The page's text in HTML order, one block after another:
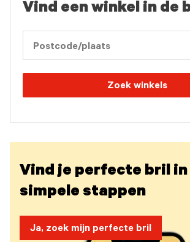
Vind een winkel in de
Zoek winkels
Vind je perfecte bril in
simpele stappen
Ja, zoek mijn perfecte bril